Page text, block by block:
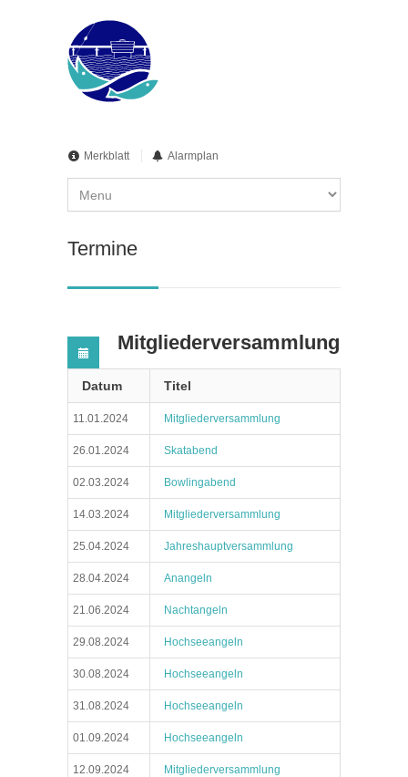
Merkblatt Alarmplan
Termine
Mitgliederversammlung
Datum Titel
11.01.2024 Mitgliederversammlung
26.01.2024 Skatabend
02.03.2024 Bowlingabend
14.03.2024 Mitgliederversammlung
25.04.2024 Jahreshauptversammlung
28.04.2024 Anangeln
21.06.2024 Nachtangeln
29.08.2024 Hochseeangeln
30.08.2024 Hochseeangeln
31.08.2024 Hochseeangeln
01.09.2024 Hochseeangeln
12.09.2024 Mitgliederversammlung